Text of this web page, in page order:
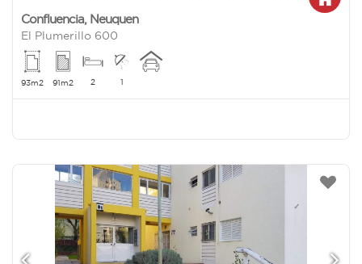
Confluencia, Neuquen
El Plumerillo 600
93m2 91m2 2 1